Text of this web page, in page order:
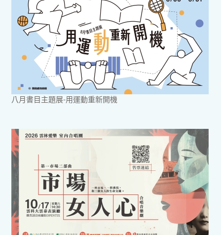
八月書目主題展-用運動重新開機